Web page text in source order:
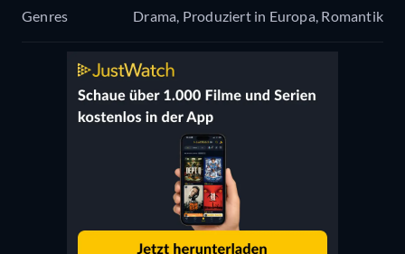
Genres Drama, Produziert in Europa, Romantik